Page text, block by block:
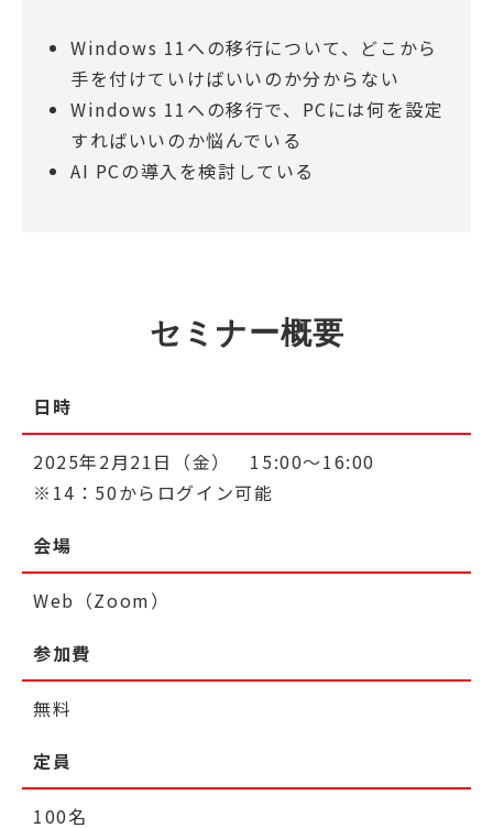
Windows 11への移行について、どこから
手を付けていけばいいのか分からない
Windows 11への移行で、PCには何を設定
すればいいのか悩んでいる
AI PCの導入を検討している
セミナー概要
日時
2025年2月21日（金） 15:00～16:00
※14：50からログイン可能
会場
Web（Zoom）
参加費
無料
定員
100名